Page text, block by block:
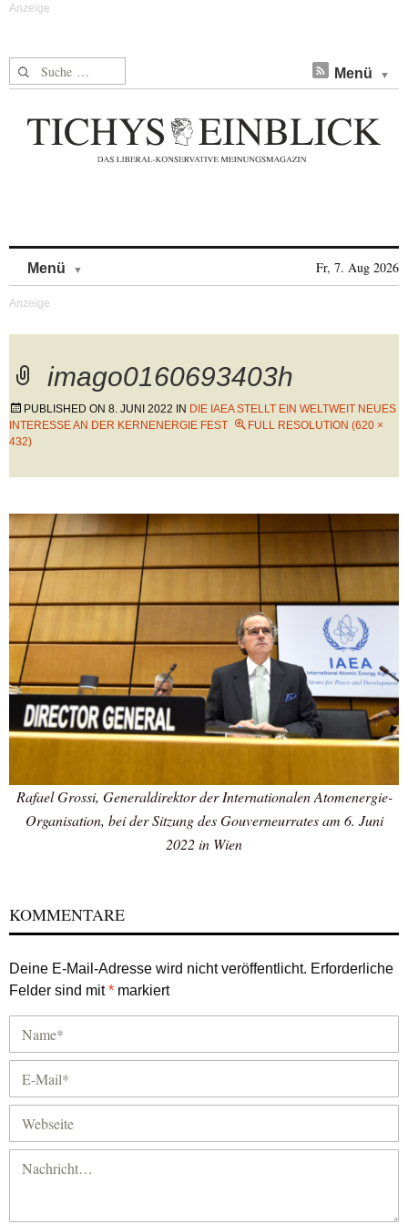
Suche nach: Menü
Menü Fr, 7. Aug 2026
imago0160693403h
PUBLISHED ON 8. JUNI 2022 IN DIE IAEA STELLT EIN WELTWEIT NEUES
INTERESSE AN DER KERNENERGIE FEST
FULL RESOLUTION (620 ×
432)
Rafael Grossi, Generaldirektor der Internationalen Atomenergie-
Organisation, bei der Sitzung des Gouverneurrates am 6. Juni
2022 in Wien
KOMMENTARE
Deine E-Mail-Adresse wird nicht veröffentlicht. Erforderliche
Felder sind mit* markiert